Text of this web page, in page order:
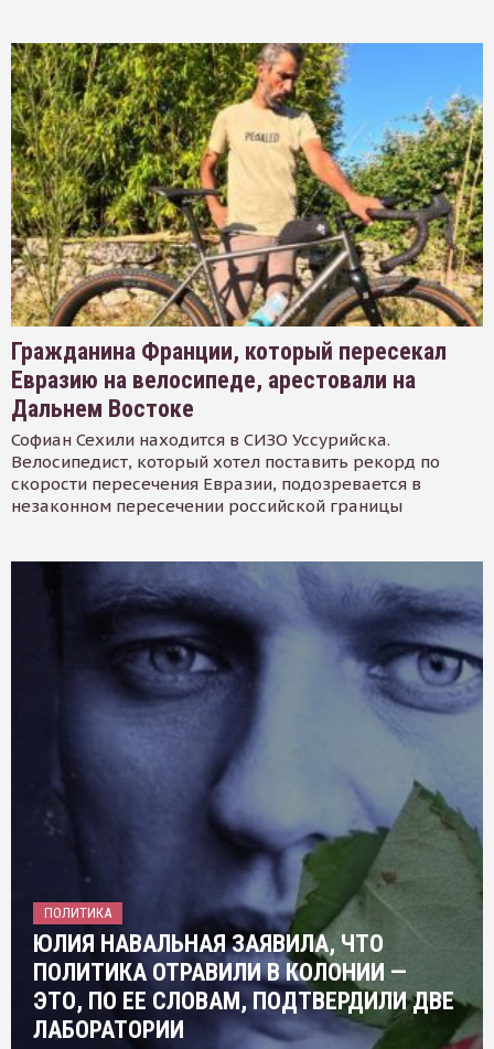
Гражданина Франции, который пересекал
Евразию на велосипеде, арестовали на
Дальнем Востоке
Софиан Сехили находится в СИЗО Уссурийска.
Велосипедист, который хотел поставить рекорд по
скорости пересечения Евразии, подозревается в
незаконном пересечении российской границы
ПОЛИТИКА
ЮЛИЯ НАВАЛЬНАЯ ЗАЯВИЛА, ЧТО
ПОЛИТИКА ОТРАВИЛИ В КОЛОНИИ —
ЭТО, ПО ЕЕ СЛОВАМ, ПОДТВЕРДИЛИ ДВЕ
ЛАБОРАТОРИИ